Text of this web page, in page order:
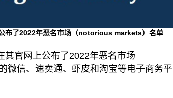
专题与访谈
布了2022年恶名市场（notorious markets）名单
其官网上公布了2022年恶名市场
微信、速卖通、虾皮和淘宝等电子商务平